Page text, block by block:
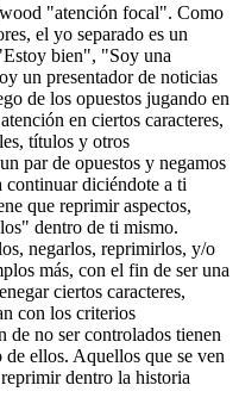
"atención focal". Como
el yo separado es un
bien", "Soy una
un presentador de noticias
de los opuestos jugando en
en ciertos caracteres,
títulos y otros
par de opuestos y negamos
continuar diciéndote a ti
que reprimir aspectos,
dentro de ti mismo.
negarlos, reprimirlos, y/o
más, con el fin de ser una
ciertos caracteres,
con los criterios
de no ser controlados tienen
ellos. Aquellos que se ven
dentro la historia